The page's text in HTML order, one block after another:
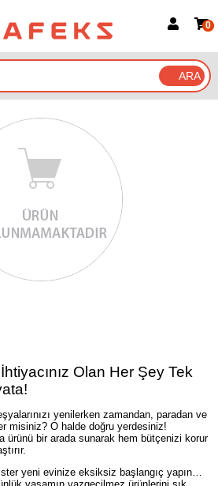
Google İle Bağlan
0
Olan Her Şey Tek
yenilerken zamandan, paradan ve
misiniz? O halde doğru yerdesiniz!
ürünü bir arada sunarak hem bütçenizi korur
yeni evinize eksiksiz başlangıç yapın…